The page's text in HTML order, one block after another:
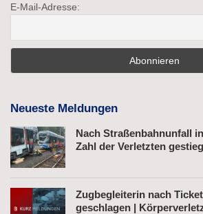
E-Mail-Adresse:
Neueste Meldungen
Nach Straßenbahnunfall
Zahl der Verletzten
Zugbegleiterin nach
geschlagen |